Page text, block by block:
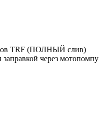
TRF (ПОЛНЫЙ слив)
через мотопомпу